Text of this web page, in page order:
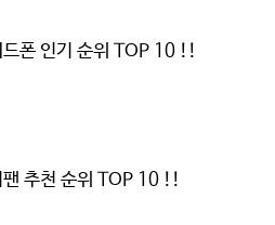
드폰 인기 순위 TOP 10 !!
팬 추천 순위 TOP 10 !!